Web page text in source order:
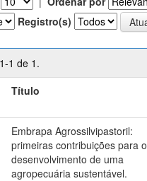
Registro(s)
1 de 1.
Título
Embrapa Agrossilvipastoril:
primeiras contribuições para o
desenvolvimento de uma
agropecuária sustentável.